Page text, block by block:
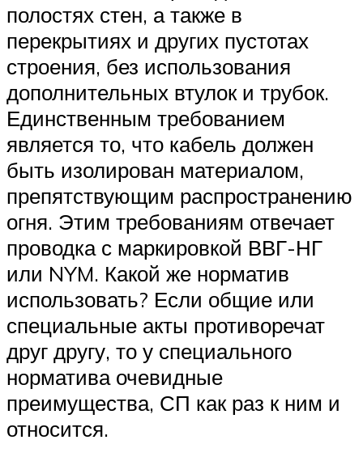
полостях стен, а также в
перекрытиях и других пустотах
строения, без использования
дополнительных втулок и трубок.
Единственным требованием
является то, что кабель должен
быть изолирован материалом,
препятствующим распространению
огня. Этим требованиям отвечает
проводка с маркировкой ВВГ-НГ
или NYM. Какой же норматив
использовать? Если общие или
специальные акты противоречат
друг другу, то у специального
норматива очевидные
преимущества, СП как раз к ним и
относится.